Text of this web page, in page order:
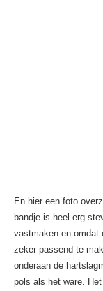
En hier een foto
bandje is heel erg
vastmaken en omdat
zeker passend te
onderaan de
pols als het ware.